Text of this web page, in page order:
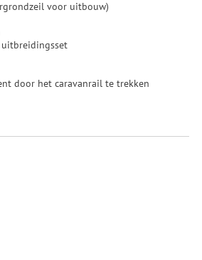
voor uitbouw)
uitbreidingsset
door het caravanrail te trekken